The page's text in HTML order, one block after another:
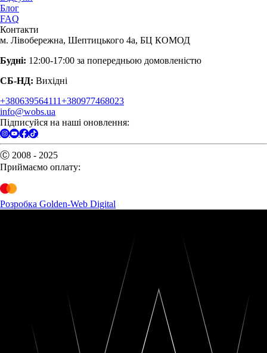
Блог
FAQ
Контакти
м. Лівобережна, Шептицького 4а, БЦ КОМОД
Будні: 12:00-17:00 за попередньою домовленістю
СБ-НД: Вихідні
+380639564111+380977468023
info@wobs.ua
Підписуйся на наші оновлення:
Ⓒ 2008 - 2025
Приймаємо оплату:
Розробка Golden-Web Digital